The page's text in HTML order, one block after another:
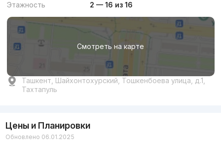
Этажность
2 — 16 из 16
Смотреть на карте
Ташкент, Шайхонтохурский, Тошкенбоева улица, д.1,
Тахтапуль
Цены и Планировки
Обновлено 06.01.2025